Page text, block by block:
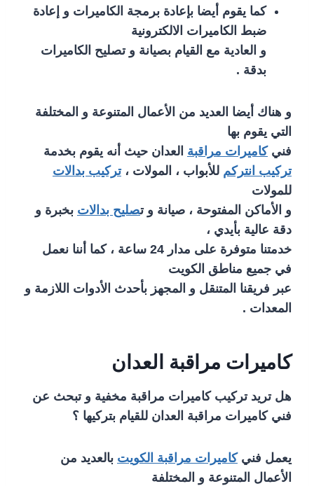
كما يقوم أيضا بإعادة برمجة الكاميرات و إعادة
ضبط الكاميرات الالكترونية
و العادية مع القيام بصيانة و تصليح الكاميرات
بدقة .
و هناك أيضا العديد من الأعمال المتنوعة و المختلفة
التي يقوم بها
فنيكاميرات مراقبة العدان حيث أنه يقوم بخدمة
تركيب انتركم للأبواب ، المولات ،تركيب بدالات
للمولات
و الأماكن المفتوحة ، صيانة و تصليح بدالات بخبرة و
دقة عالية بأيدي ،
خدمتنا متوفرة على مدار 24 ساعة ، كما أننا نعمل
في جميع مناطق الكويت
عبر فريقنا المتنقل و المجهز بأحدث الأدوات اللازمة و
المعدات .
كاميرات مراقبة العدان
هل تريد تركيب كاميرات مراقبة مخفية و تبحث عن
فني كاميرات مراقبة العدان للقيام بتركيها ؟
يعمل فنيكاميرات مراقبة الكويت بالعديد من
الأعمال المتنوعة و المختلفة